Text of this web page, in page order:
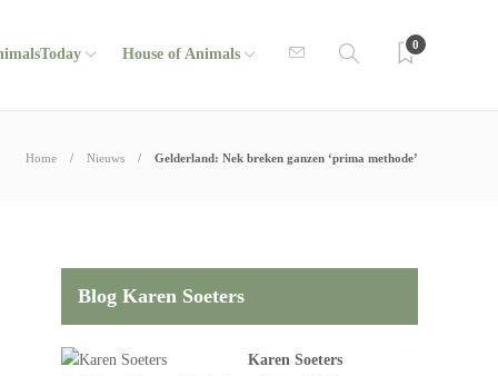
House of Animals
0
Home Nieuws Gelderland: Nek breken ganzen ‘prima methode’
Blog Karen Soeters
Karen Soeters